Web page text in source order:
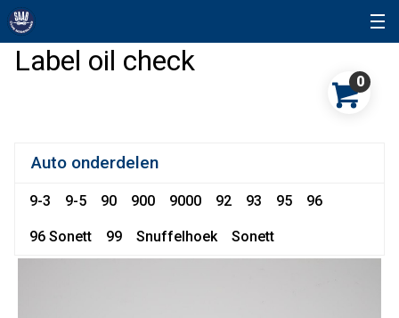
Label oil check
0
Auto onderdelen
9-3 9-5 90 900 9000 92 93 95 96
96 Sonett 99 Snuffelhoek Sonett